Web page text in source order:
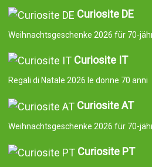
Curiosite DE
Weihnachtsgeschenke 2026 für 70-
Curiosite IT
Regali di Natale 2026 le donne 70 anni
Curiosite AT
Weihnachtsgeschenke 2026 für 70-
Curiosite PT